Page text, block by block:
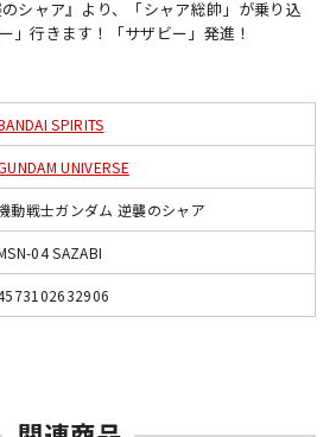
シャア』より、「シャア総帥」が乗り込
」行きます！「サザビー」発進！
SPIRITS
UNIVERSE
動戦士ガンダム 逆襲のシャア
04 SAZABI